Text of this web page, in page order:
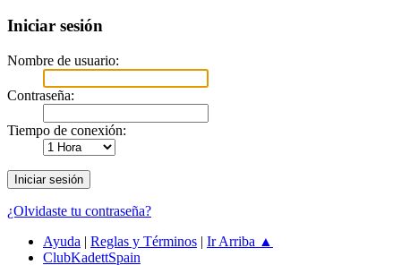
Iniciar sesión
Nombre de usuario:
Contraseña:
Tiempo de conexión:
¿Olvidaste tu contraseña?
Ayuda | Reglas y Términos | Ir Arriba ▲
ClubKadettSpain